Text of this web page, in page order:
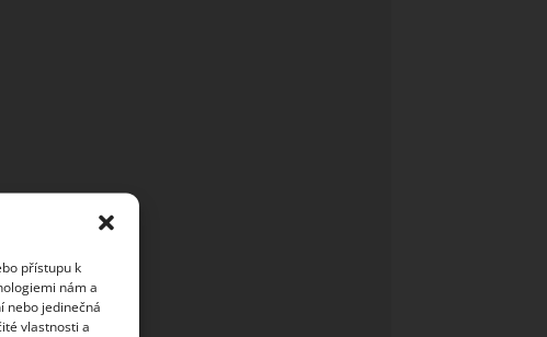
přístupu k
nám a
nebo jedinečná
vlastnosti a